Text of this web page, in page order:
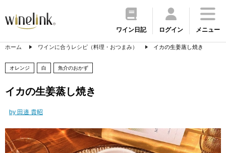
ワイン日記 ログイン メニュー
ホーム ワインに合うレシピ（料理・おつまみ） イカの生姜蒸し焼き
オレンジ 白 魚介のおかず
イカの生姜蒸し焼き
by 田邉 貴昭